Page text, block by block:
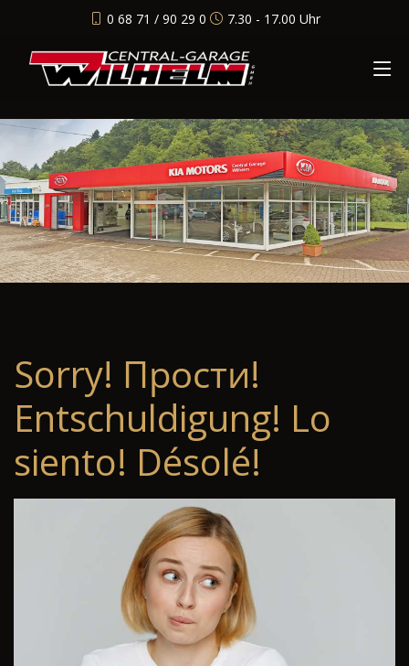
0 68 71 / 90 29 0 7.30 - 17.00 Uhr
Sorry! Прости!
Entschuldigung! Lo
siento! Désolé!